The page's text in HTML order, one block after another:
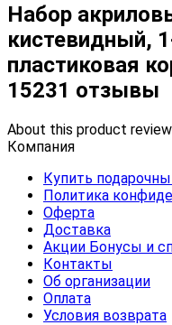
Набор
кистевидный,
пластиковая
15231 отзывы
About this product
Компания
Купить
Политика
Оферта
Доставка
Акции Бонусы и
Контакты
Об организации
Оплата
Условия возврата